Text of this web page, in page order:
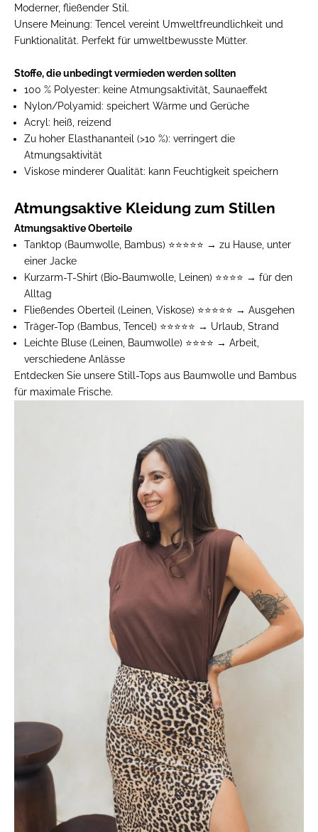
Moderner, fließender Stil.
Unsere Meinung: Tencel vereint Umweltfreundlichkeit und
Funktionalität. Perfekt für umweltbewusste Mütter.
Stoffe, die unbedingt vermieden werden sollten
100 % Polyester: keine Atmungsaktivität, Saunaeffekt
Nylon/Polyamid: speichert Wärme und Gerüche
Acryl: heiß, reizend
Zu hoher Elasthananteil (>10 %): verringert die
Atmungsaktivität
Viskose minderer Qualität: kann Feuchtigkeit speichern
Atmungsaktive Kleidung zum Stillen
Atmungsaktive Oberteile
Tanktop (Baumwolle, Bambus) ⭐⭐⭐⭐⭐ → zu Hause, unter
einer Jacke
Kurzarm-T-Shirt (Bio-Baumwolle, Leinen) ⭐⭐⭐⭐ → für den
Alltag
Fließendes Oberteil (Leinen, Viskose) ⭐⭐⭐⭐⭐ → Ausgehen
Träger-Top (Bambus, Tencel) ⭐⭐⭐⭐⭐ → Urlaub, Strand
Leichte Bluse (Leinen, Baumwolle) ⭐⭐⭐⭐ → Arbeit,
verschiedene Anlässe
Entdecken Sie unsere Still-Tops aus Baumwolle und Bambus
für maximale Frische.